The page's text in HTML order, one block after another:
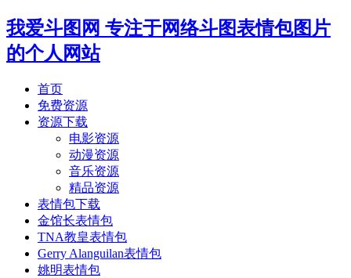
我爱斗图网 专注于网络斗图表情包图片
的个人网站
首页
免费资源
资源下载
电影资源
动漫资源
音乐资源
精品资源
表情包下载
金馆长表情包
TNA教皇表情包
Gerry Alanguilan表情包
姚明表情包